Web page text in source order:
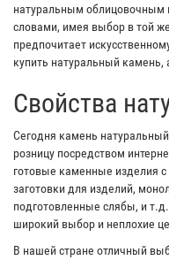
натуральным облицовочным
словами, имея выбор в той
предпочитает
купить натуральный камень,
Свойства
Сегодня камень
розницу посредством
готовые каменные изделия с
заготовки для изделий,
подготовленные слябы, и
широкий выбор и неплохие
В нашей стране отличный